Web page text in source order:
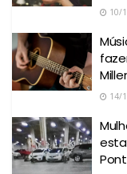
10/
14/